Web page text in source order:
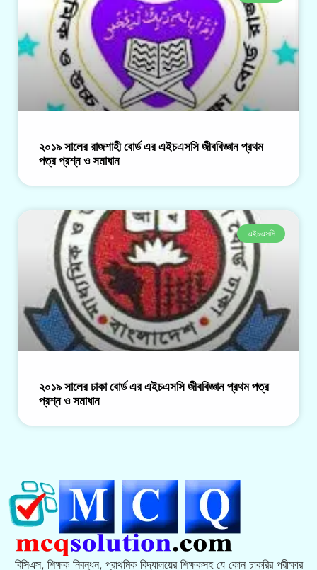
২০১৯ সালের রাজশাহী বোর্ড এর এইচএসসি জীববিজ্ঞান প্রথম
পত্র প্রশ্ন ও সমাধান
এইচএসসি
২০১৯ সালের ঢাকা বোর্ড এর এইচএসসি জীববিজ্ঞান প্রথম পত্র
প্রশ্ন ও সমাধান
বিসিএস, শিক্ষক নিবন্ধন, প্রাথমিক বিদ্যালয়ের শিক্ষকসহ যে কোন চাকরির পরীক্ষার